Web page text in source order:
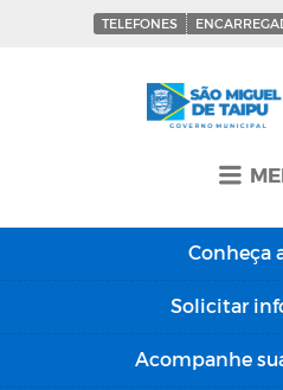
TELEFONES
Conheça
Solicitar
Acompanhe